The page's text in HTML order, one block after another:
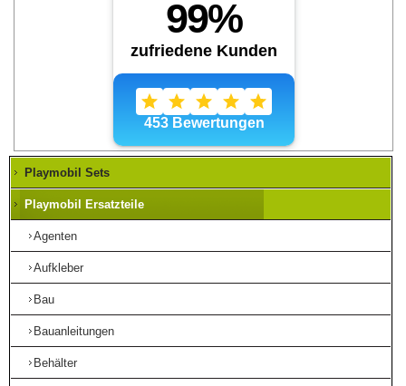
Playmobil Sets
Playmobil Ersatzteile
Agenten
Aufkleber
Bau
Bauanleitungen
Behälter